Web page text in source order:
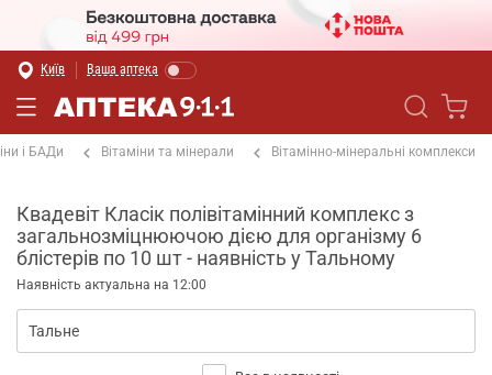
Київ Ваша аптека
і БАДи Вітаміни та мінерали Вітамінно-мінеральні комплекси
Квадевіт Класік полівітамінний комплекс з
загальнозміцнюючою дією для організму 6
блістерів по 10 шт - наявність у Тальному
Наявність актуальна на 12:00